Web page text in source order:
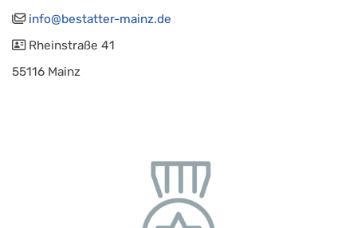
info@bestatter-mainz.de
Rheinstraße 41
55116 Mainz